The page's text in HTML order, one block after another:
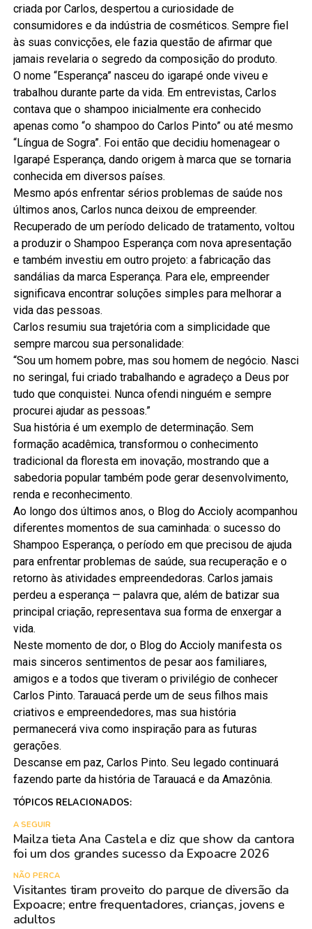
criada por Carlos, despertou a curiosidade de
consumidores e da indústria de cosméticos. Sempre fiel
às suas convicções, ele fazia questão de afirmar que
jamais revelaria o segredo da composição do produto.
O nome “Esperança” nasceu do igarapé onde viveu e
trabalhou durante parte da vida. Em entrevistas, Carlos
contava que o shampoo inicialmente era conhecido
apenas como “o shampoo do Carlos Pinto” ou até mesmo
“Língua de Sogra”. Foi então que decidiu homenagear o
Igarapé Esperança, dando origem à marca que se tornaria
conhecida em diversos países.
Mesmo após enfrentar sérios problemas de saúde nos
últimos anos, Carlos nunca deixou de empreender.
Recuperado de um período delicado de tratamento, voltou
a produzir o Shampoo Esperança com nova apresentação
e também investiu em outro projeto: a fabricação das
sandálias da marca Esperança. Para ele, empreender
significava encontrar soluções simples para melhorar a
vida das pessoas.
Carlos resumiu sua trajetória com a simplicidade que
sempre marcou sua personalidade:
“Sou um homem pobre, mas sou homem de negócio. Nasci
no seringal, fui criado trabalhando e agradeço a Deus por
tudo que conquistei. Nunca ofendi ninguém e sempre
procurei ajudar as pessoas.”
Sua história é um exemplo de determinação. Sem
formação acadêmica, transformou o conhecimento
tradicional da floresta em inovação, mostrando que a
sabedoria popular também pode gerar desenvolvimento,
renda e reconhecimento.
Ao longo dos últimos anos, o Blog do Accioly acompanhou
diferentes momentos de sua caminhada: o sucesso do
Shampoo Esperança, o período em que precisou de ajuda
para enfrentar problemas de saúde, sua recuperação e o
retorno às atividades empreendedoras. Carlos jamais
perdeu a esperança — palavra que, além de batizar sua
principal criação, representava sua forma de enxergar a
vida.
Neste momento de dor, o Blog do Accioly manifesta os
mais sinceros sentimentos de pesar aos familiares,
amigos e a todos que tiveram o privilégio de conhecer
Carlos Pinto. Tarauacá perde um de seus filhos mais
criativos e empreendedores, mas sua história
permanecerá viva como inspiração para as futuras
gerações.
Descanse em paz, Carlos Pinto. Seu legado continuará
fazendo parte da história de Tarauacá e da Amazônia.
TÓPICOS RELACIONADOS:
A SEGUIR
Mailza tieta Ana Castela e diz que show da cantora
foi um dos grandes sucesso da Expoacre 2026
NÃO PERCA
Visitantes tiram proveito do parque de diversão da
Expoacre; entre frequentadores, crianças, jovens e
adultos